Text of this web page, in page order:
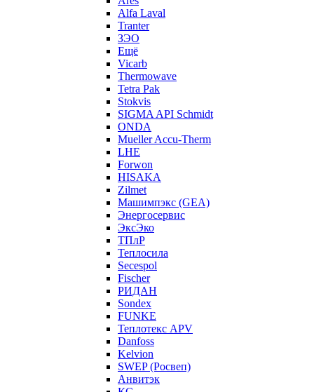
Alfa Laval
Tranter
ЗЭО
Ещё
Vicarb
Thermowave
Tetra Pak
Stokvis
SIGMA API Schmidt
ONDA
Mueller Accu-Therm
LHE
Forwon
HISAKA
Zilmet
Машимпэкс (GEA)
Энергосервис
ЭксЭко
ТПлР
Теплосила
Secespol
Fischer
РИДАН
Sondex
FUNKE
Теплотекс APV
Danfoss
Kelvion
SWEP (Росвеп)
Анвитэк